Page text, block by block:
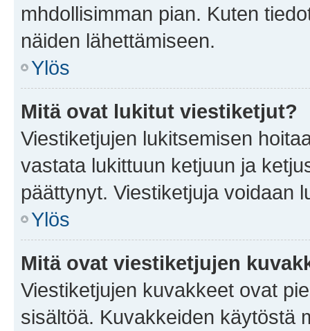
mhdollisimman pian. Kuten
näiden lähettämiseen.
Ylös
Mitä ovat lukitut viestiketjut?
Viestiketjujen lukitsemisen
vastata lukittuun ketjuun ja
päättynyt. Viestiketjuja voidaan
Ylös
Mitä ovat viestiketjujen
Viestiketjujen kuvakkeet ovat
sisältöä. Kuvakkeiden käytöstä